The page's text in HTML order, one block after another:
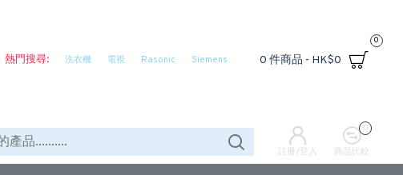
熱門搜尋: 洗衣機 電視 Rasonic Siemens 0 件商品 - HK$0
0
註冊/登入 商品比較
0